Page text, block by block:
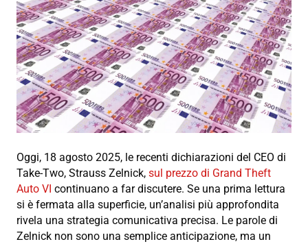
Oggi, 18 agosto 2025, le recenti dichiarazioni del CEO di
Take-Two, Strauss Zelnick, sul prezzo di Grand Theft
Auto VI continuano a far discutere. Se una prima lettura
si è fermata alla superficie, un’analisi più approfondita
rivela una strategia comunicativa precisa. Le parole di
Zelnick non sono una semplice anticipazione, ma un